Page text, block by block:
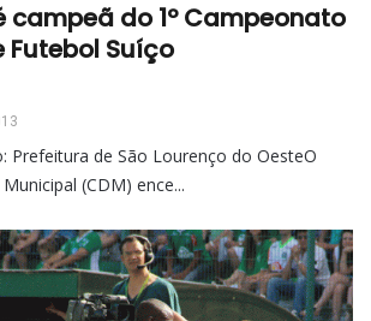
campeã do 1º Campeonato
Futebol Suíço
Prefeitura de São Lourenço do OesteO
(CDM) ence...